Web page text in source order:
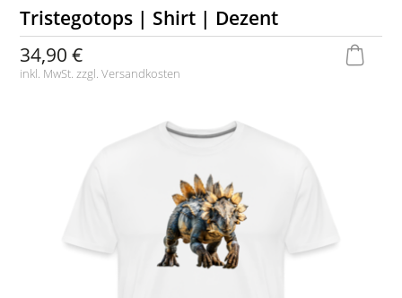
Tristegotops | Shirt | Dezent
34,90 €
inkl. MwSt. zzgl.Versandkosten